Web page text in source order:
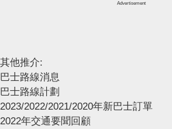
Advertisement
其他推介:
巴士路線消息
巴士路線計劃
2023/2022/2021/2020年新巴士訂單
2022年交通要聞回顧